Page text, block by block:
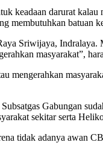
keadaan darurat
membutuhkan batuan
Sriwijaya,
masyarakat”,
mengerahkan
Gabungan
sekitar serta
tidak adanya awan